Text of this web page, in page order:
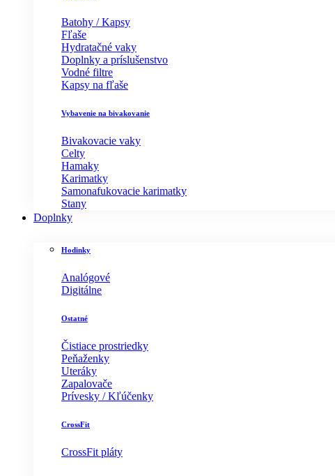
Batohy / Kapsy
Fľaše
Hydratačné vaky
Doplnky a príslušenstvo
Vodné filtre
Kapsy na fľaše
Vybavenie na bivakovanie
Bivakovacie vaky
Celty
Hamaky
Karimatky
Samonafukovacie karimatky
Stany
Doplnky
Hodinky
Analógové
Digitálne
Ostatné
Čistiace prostriedky
Peňaženky
Uteráky
Zapalovače
Prívesky / Kľúčenky
CrossFit
CrossFit pláty